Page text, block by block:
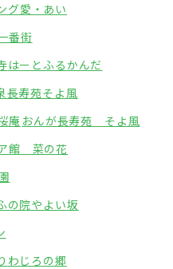
グ愛・あい
番街
はーとふるかんだ
長寿苑そよ風
庵 おんが長寿苑 そよ風
館 菜の花
の院やよい坂
わじろの郷